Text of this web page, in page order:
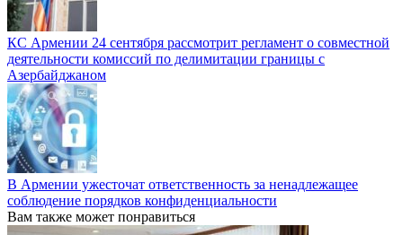
КС Армении 24 сентября рассмотрит регламент о совместной
деятельности комиссий по делимитации границы с
Азербайджаном
В Армении ужесточат ответственность за ненадлежащее
соблюдение порядков конфиденциальности
Вам также может понравиться